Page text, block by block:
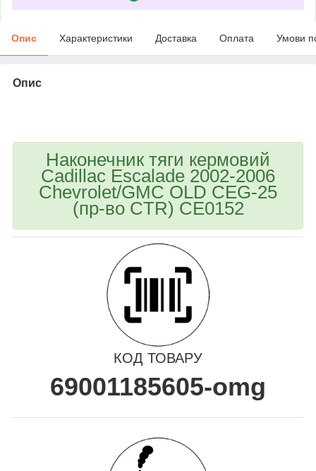
Опис Характеристики Доставка Оплата Умови
Опис
Наконечник тяги кермовий
Cadillac Escalade 2002-2006
Chevrolet/GMC OLD CEG-25
(пр-во CTR) CE0152
КОД ТОВАРУ
69001185605-omg